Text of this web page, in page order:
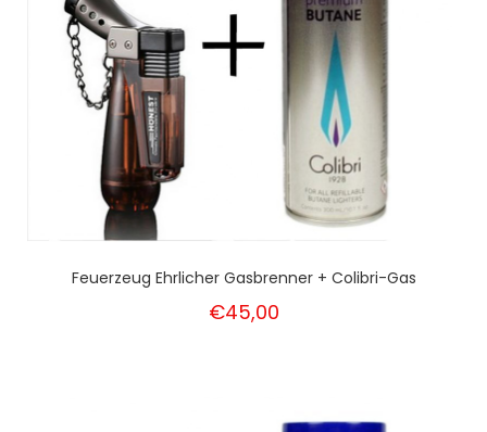
Feuerzeug Ehrlicher Gasbrenner + Colibri-Gas
€45,00